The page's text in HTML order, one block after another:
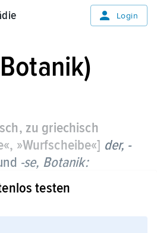
Login
zu griechisch
»Wurfscheibe«] der, -
-se, Botanik:
Wulst der
testen